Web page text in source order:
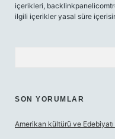
içerikleri,
ilgili içerikler yasal süre
SON YORUMLAR
Amerikan kültürü ve Edebiyatı